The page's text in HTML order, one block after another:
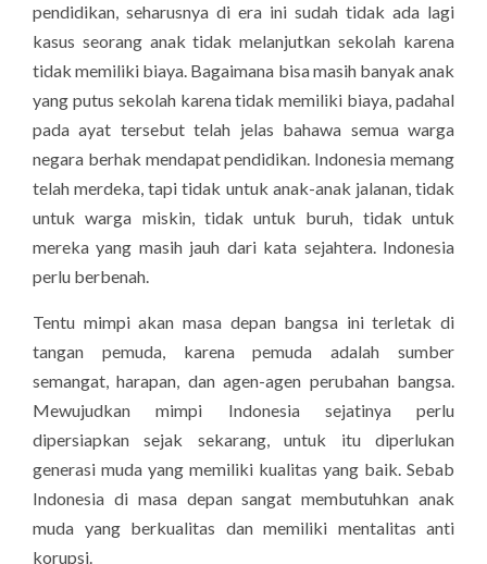
pendidikan, seharusnya di era ini sudah tidak ada lagi
kasus seorang anak tidak melanjutkan sekolah karena
tidak memiliki biaya. Bagaimana bisa masih banyak anak
yang putus sekolah karena tidak memiliki biaya, padahal
pada ayat tersebut telah jelas bahawa semua warga
negara berhak mendapat pendidikan. Indonesia memang
telah merdeka, tapi tidak untuk anak-anak jalanan, tidak
untuk warga miskin, tidak untuk buruh, tidak untuk
mereka yang masih jauh dari kata sejahtera. Indonesia
perlu berbenah.
Tentu mimpi akan masa depan bangsa ini terletak di
tangan pemuda, karena pemuda adalah sumber
semangat, harapan, dan agen-agen perubahan bangsa.
Mewujudkan mimpi Indonesia sejatinya perlu
dipersiapkan sejak sekarang, untuk itu diperlukan
generasi muda yang memiliki kualitas yang baik. Sebab
Indonesia di masa depan sangat membutuhkan anak
muda yang berkualitas dan memiliki mentalitas anti
korupsi.